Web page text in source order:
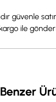
güvenle
ile
Benzer